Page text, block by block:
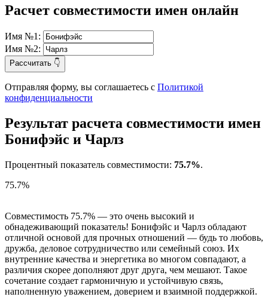
Расчет совместимости имен онлайн
Имя №1:
Имя №2:
Рассчитать 👇
Отправляя форму, вы соглашаетесь с Политикой
конфиденциальности
Результат расчета совместимости имен
Бонифэйс и Чарлз
Процентный показатель совместимости: 75.7%.
75.7%
Совместимость 75.7% — это очень высокий и
обнадеживающий показатель! Бонифэйс и Чарлз обладают
отличной основой для прочных отношений — будь то любовь,
дружба, деловое сотрудничество или семейный союз. Их
внутренние качества и энергетика во многом совпадают, а
различия скорее дополняют друг друга, чем мешают. Такое
сочетание создает гармоничную и устойчивую связь,
наполненную уважением, доверием и взаимной поддержкой.